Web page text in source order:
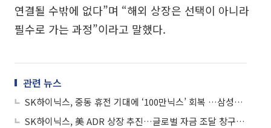
연결될 수밖에 없다”며 “해외 상장은 선택이 아니라
필수로 가는 과정”이라고 말했다.
관련 뉴스
SK하이닉스, 중동 휴전 기대에 ‘100만닉스’ 회복 …삼성전자도 강세
SK하이닉스, 美 ADR 상장 추진…글로벌 자금 조달 창구 확대